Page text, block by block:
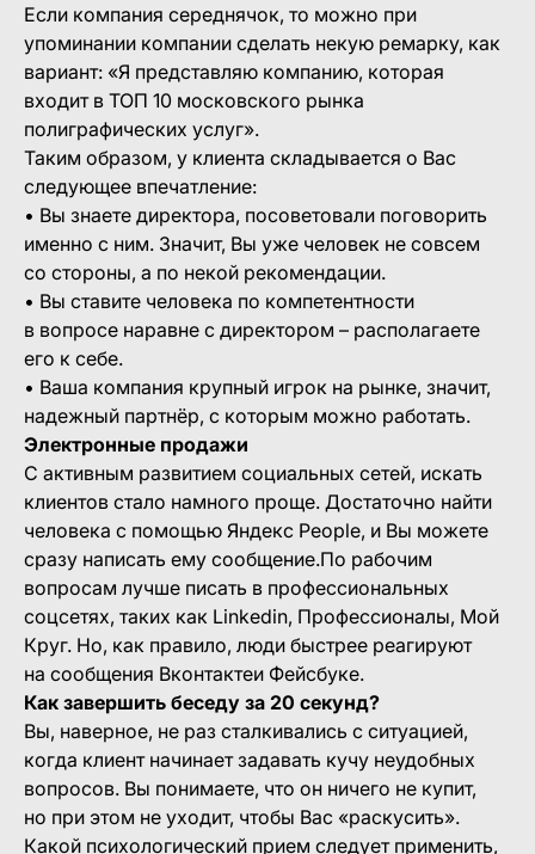
Если компания середнячок, то можно при
упоминании компании сделать некую ремарку, как
вариант: «Я представляю компанию, которая
входит в ТОП 10 московского рынка
полиграфических услуг».
Таким образом, у клиента складывается о Вас
следующее впечатление:
• Вы знаете директора, посоветовали поговорить
именно с ним. Значит, Вы уже человек не совсем
со стороны, а по некой рекомендации.
• Вы ставите человека по компетентности
в вопросе наравне с директором – располагаете
его к себе.
• Ваша компания крупный игрок на рынке, значит,
надежный партнёр, с которым можно работать.
Электронные продажи
С активным развитием социальных сетей, искать
клиентов стало намного проще. Достаточно найти
человека с помощью Яндекс People, и Вы можете
сразу написать ему сообщение.По рабочим
вопросам лучше писать в профессиональных
соцсетях, таких как Linkedin, Профессионалы, Мой
Круг. Но, как правило, люди быстрее реагируют
на сообщения Вконтактеи Фейсбуке.
Как завершить беседу за 20 секунд?
Вы, наверное, не раз сталкивались с ситуацией,
когда клиент начинает задавать кучу неудобных
вопросов. Вы понимаете, что он ничего не купит,
но при этом не уходит, чтобы Вас «раскусить».
Какой психологический прием следует применить,